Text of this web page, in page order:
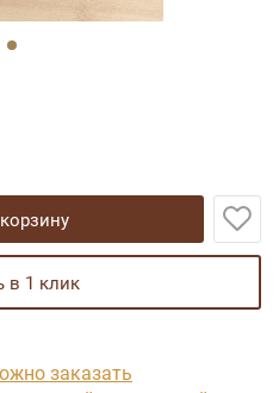
в 1 клик
заказать